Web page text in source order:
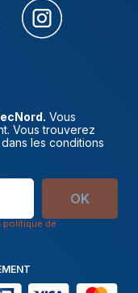
Vous
Vous trouverez
les conditions
OK
politique de